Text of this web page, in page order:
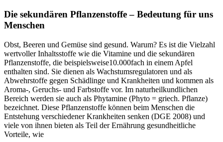
Die sekundären Pflanzenstoffe – Bedeutung für uns
Menschen
Obst, Beeren und Gemüse sind gesund. Warum? Es ist die Vielzahl
wertvoller Inhaltsstoffe wie die Vitamine und die sekundären
Pflanzenstoffe, die beispielsweise10.000fach in einem Apfel
enthalten sind. Sie dienen als Wachstumsregulatoren und als
Abwehrstoffe gegen Schädlinge und Krankheiten und kommen als
Aroma-, Geruchs- und Farbstoffe vor. Im naturheilkundlichen
Bereich werden sie auch als Phytamine (Phyto = griech. Pflanze)
bezeichnet. Diese Pflanzenstoffe können beim Menschen die
Entstehung verschiedener Krankheiten senken (DGE 2008) und
viele von ihnen bieten als Teil der Ernährung gesundheitliche
Vorteile, wie